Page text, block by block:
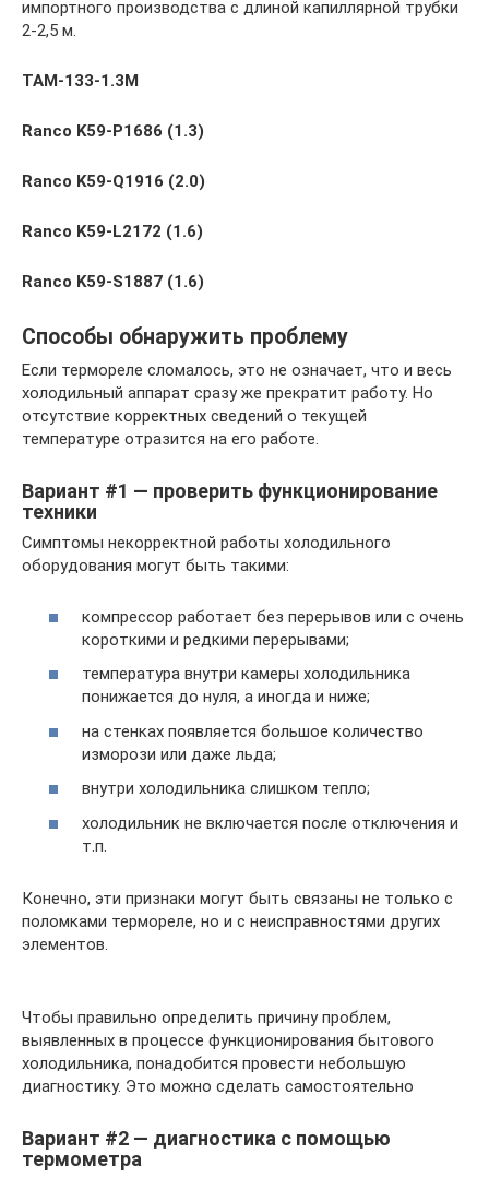
импортного производства с длиной капиллярной трубки
2-2,5 м.
ТАМ-133-1.3М
Ranco K59-P1686 (1.3)
Ranco K59-Q1916 (2.0)
Ranco K59-L2172 (1.6)
Ranco K59-S1887 (1.6)
Способы обнаружить проблему
Если термореле сломалось, это не означает, что и весь
холодильный аппарат сразу же прекратит работу. Но
отсутствие корректных сведений о текущей
температуре отразится на его работе.
Вариант #1 — проверить функционирование
техники
Симптомы некорректной работы холодильного
оборудования могут быть такими:
компрессор работает без перерывов или с очень
короткими и редкими перерывами;
температура внутри камеры холодильника
понижается до нуля, а иногда и ниже;
на стенках появляется большое количество
изморози или даже льда;
внутри холодильника слишком тепло;
холодильник не включается после отключения и
т.п.
Конечно, эти признаки могут быть связаны не только с
поломками термореле, но и с неисправностями других
элементов.
Чтобы правильно определить причину проблем,
выявленных в процессе функционирования бытового
холодильника, понадобится провести небольшую
диагностику. Это можно сделать самостоятельно
Вариант #2 — диагностика с помощью
термометра